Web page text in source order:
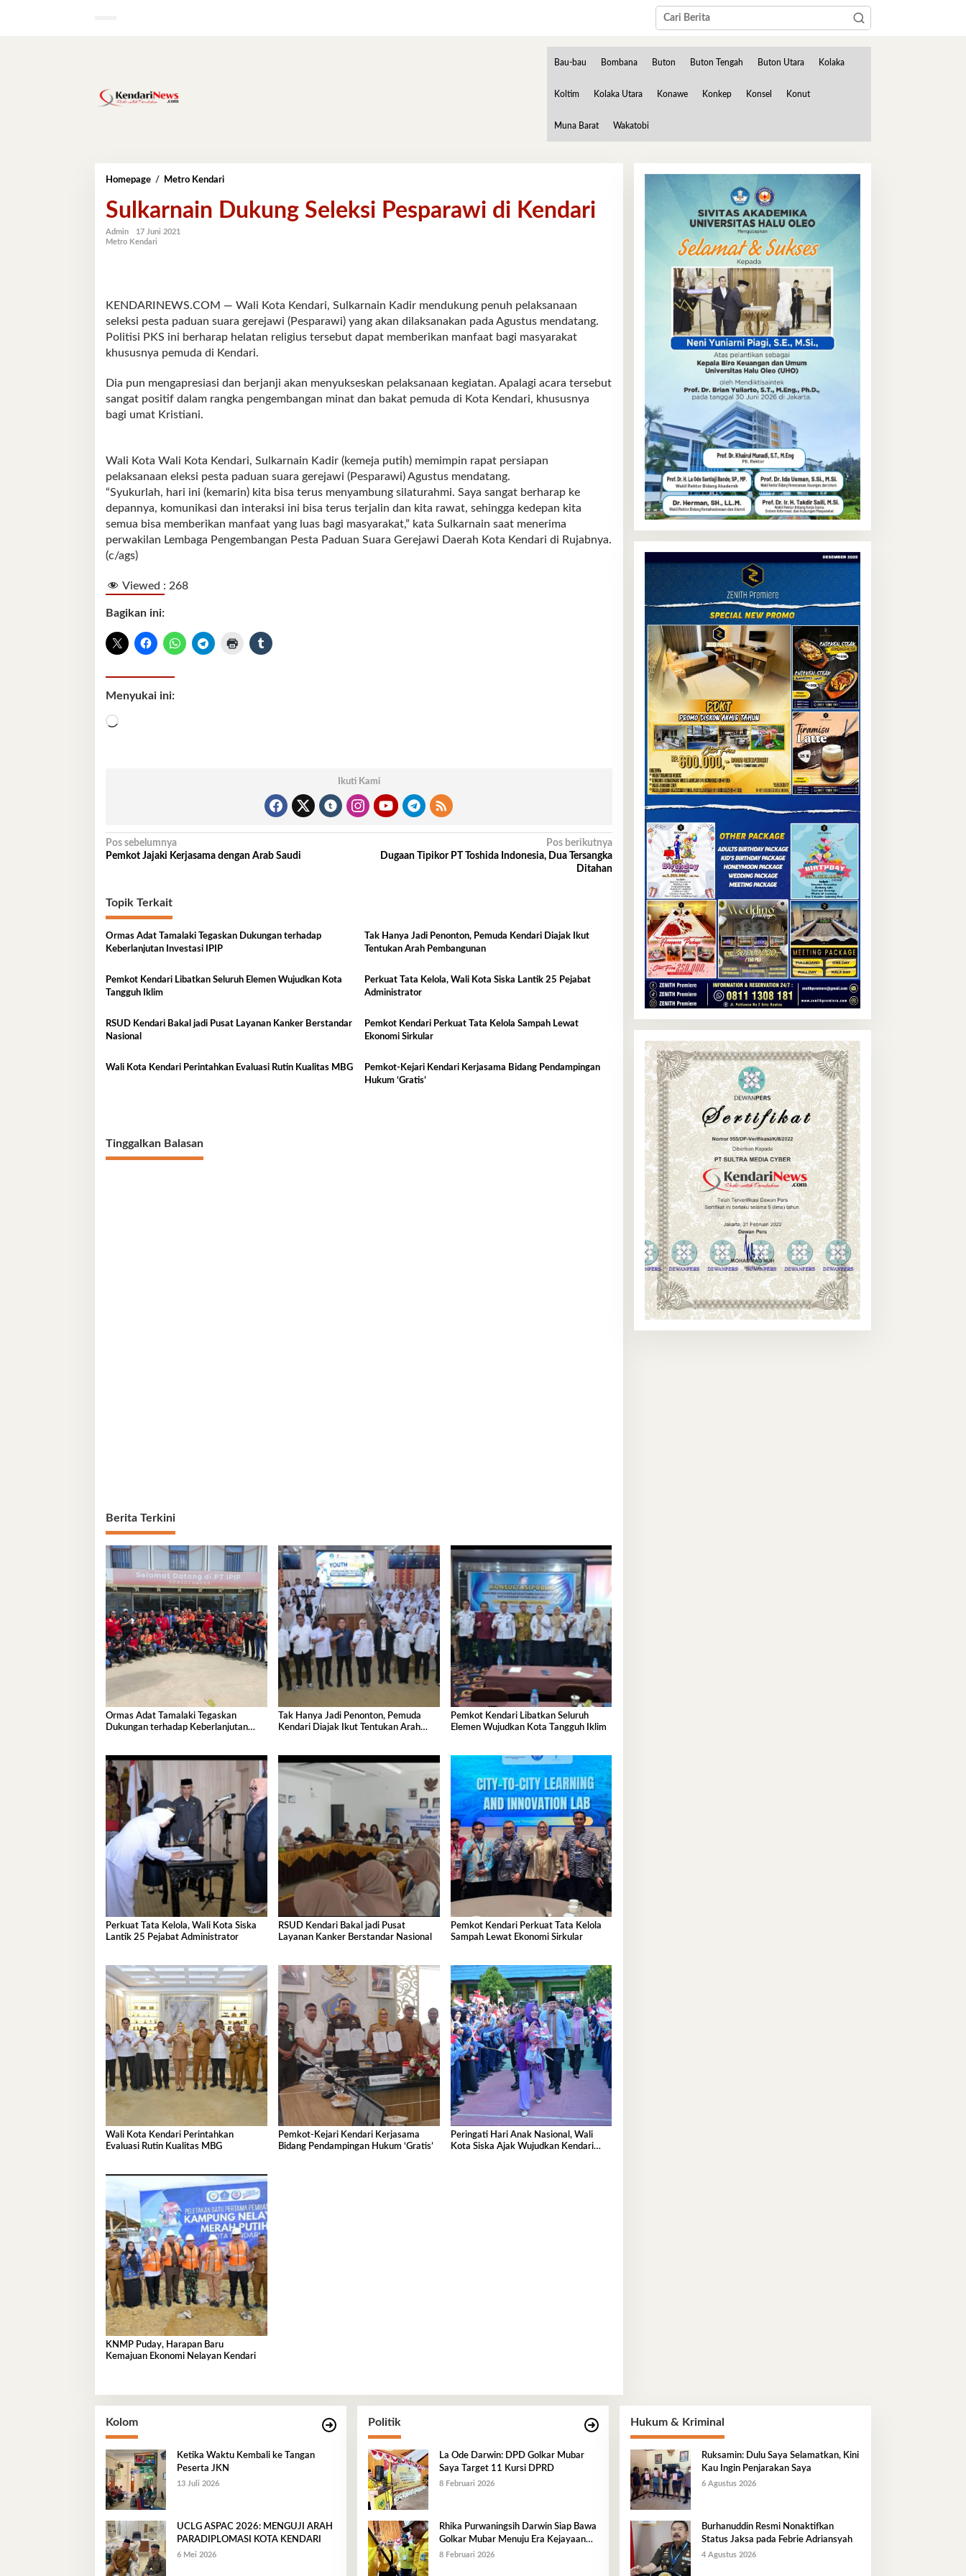
Bau-bau Bombana Buton Buton Tengah Buton Utara Kolaka
Koltim Kolaka Utara Konawe Konkep Konsel Konut
Muna Barat Wakatobi
Homepage / Metro KendariSulkarnain
Seleksi
Pesparawi
Sulkarnain Dukung Seleksi Pesparawi di Kendari
Admin
17 Juni 2021
Metro Kendari
KENDARINEWS.COM — Wali Kota Kendari, Sulkarnain Kadir mendukung penuh pelaksanaan
seleksi pesta paduan suara gerejawi (Pesparawi) yang akan dilaksanakan pada Agustus mendatang.
Politisi PKS ini berharap helatan religius tersebut dapat memberikan manfaat bagi masyarakat
khususnya pemuda di Kendari.
Dia pun mengapresiasi dan berjanji akan menyukseskan pelaksanaan kegiatan. Apalagi acara tersebut
sangat positif dalam rangka pengembangan minat dan bakat pemuda di Kota Kendari, khususnya
bagi umat Kristiani.
Wali Kota Wali Kota Kendari, Sulkarnain Kadir (kemeja putih) memimpin rapat persiapan
pelaksanaan eleksi pesta paduan suara gerejawi (Pesparawi) Agustus mendatang.
“Syukurlah, hari ini (kemarin) kita bisa terus menyambung silaturahmi. Saya sangat berharap ke
depannya, komunikasi dan interaksi ini bisa terus terjalin dan kita rawat, sehingga kedepan kita
semua bisa memberikan manfaat yang luas bagi masyarakat,” kata Sulkarnain saat menerima
perwakilan Lembaga Pengembangan Pesta Paduan Suara Gerejawi Daerah Kota Kendari di Rujabnya.
(c/ags)
Viewed : 268
Bagikan ini:
Menyukai ini:
Memuat...
Ikuti Kami
Navigasi
Pos sebelumnya
Pemkot Jajaki Kerjasama dengan Arab Saudi
Pos berikutnya
Dugaan Tipikor PT Toshida Indonesia, Dua Tersangka
Ditahan
Topik Terkait
Ormas Adat Tamalaki Tegaskan Dukungan terhadap
Keberlanjutan Investasi IPIP
Tak Hanya Jadi Penonton, Pemuda Kendari Diajak Ikut
Tentukan Arah Pembangunan
Pemkot Kendari Libatkan Seluruh Elemen Wujudkan Kota
Tangguh Iklim
Perkuat Tata Kelola, Wali Kota Siska Lantik 25 Pejabat
Administrator
RSUD Kendari Bakal jadi Pusat Layanan Kanker Berstandar
Nasional
Pemkot Kendari Perkuat Tata Kelola Sampah Lewat
Ekonomi Sirkular
Wali Kota Kendari Perintahkan Evaluasi Rutin Kualitas MBG
Pemkot-Kejari Kendari Kerjasama Bidang Pendampingan
Hukum ‘Gratis’
Tinggalkan Balasan
Berita Terkini
Ormas Adat Tamalaki Tegaskan
Dukungan terhadap Keberlanjutan
Tak Hanya Jadi Penonton, Pemuda
Kendari Diajak Ikut Tentukan Arah
Pemkot Kendari Libatkan Seluruh
Elemen Wujudkan Kota Tangguh Iklim
Perkuat Tata Kelola, Wali Kota Siska
Lantik 25 Pejabat Administrator
RSUD Kendari Bakal jadi Pusat
Layanan Kanker Berstandar Nasional
Pemkot Kendari Perkuat Tata Kelola
Sampah Lewat Ekonomi Sirkular
Wali Kota Kendari Perintahkan
Evaluasi Rutin Kualitas MBG
Pemkot-Kejari Kendari Kerjasama
Bidang Pendampingan Hukum ‘Gratis’
Peringati Hari Anak Nasional, Wali
Kota Siska Ajak Wujudkan Kendari
KNMP Puday, Harapan Baru
Kemajuan Ekonomi Nelayan Kendari
Kolom
Ketika Waktu Kembali ke Tangan
Peserta JKN
13 Juli 2026
UCLG ASPAC 2026: MENGUJI ARAH
PARADIPLOMASI KOTA KENDARI
6 Mei 2026
Politik
La Ode Darwin: DPD Golkar Mubar
Saya Target 11 Kursi DPRD
8 Februari 2026
Rhika Purwaningsih Darwin Siap Bawa
Golkar Mubar Menuju Era Kejayaan
Baru
8 Februari 2026
Hukum & Kriminal
Ruksamin: Dulu Saya Selamatkan, Kini
Kau Ingin Penjarakan Saya
6 Agustus 2026
Burhanuddin Resmi Nonaktifkan
Status Jaksa pada Febrie Adriansyah
4 Agustus 2026